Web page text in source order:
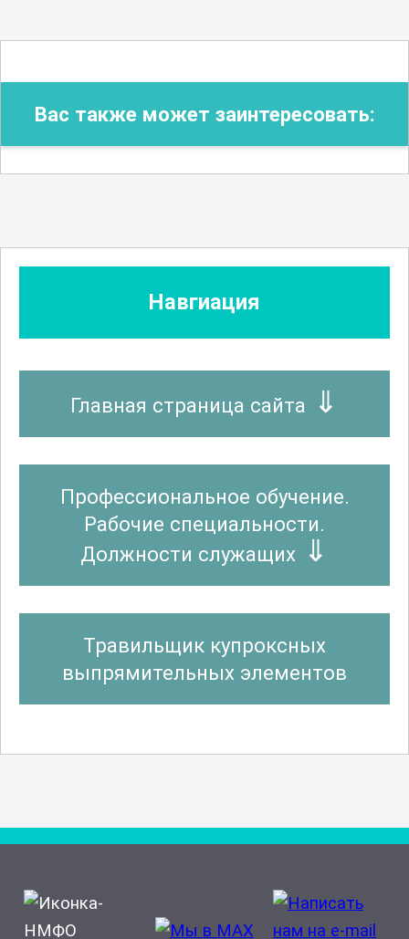
Вас также может заинтересовать:
Навгиация
Главная страница сайта
Профессиональное обучение.
Рабочие специальности.
Должности служащих
Травильщик купроксных
выпрямительных элементов